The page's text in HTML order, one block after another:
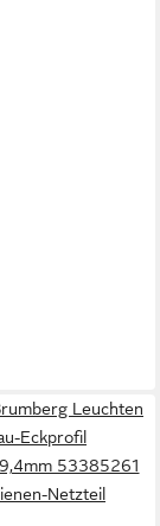
Leuchten
Eckprofil
53385261
Netzteil